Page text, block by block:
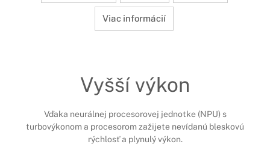
Viac informácií
Vyšší výkon
Vďaka neurálnej procesorovej jednotke (NPU) s
turbovýkonom a procesorom zažijete nevídanú bleskovú
rýchlosť a plynulý výkon.